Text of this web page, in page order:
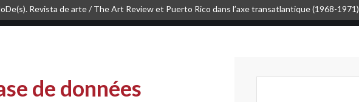
Revista de arte / The Art Review et Puerto Rico dans l’axe transatlantique (1968-1971)
de données